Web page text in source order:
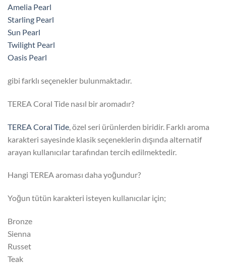
Amelia Pearl
Starling Pearl
Sun Pearl
Twilight Pearl
Oasis Pearl
gibi farklı seçenekler bulunmaktadır.
TEREA Coral Tide nasıl bir aromadır?
TEREA Coral Tide , özel seri ürünlerden biridir. Farklı aroma
karakteri sayesinde klasik seçeneklerin dışında alternatif
arayan kullanıcılar tarafından tercih edilmektedir.
Hangi TEREA aroması daha yoğundur?
Yoğun tütün karakteri isteyen kullanıcılar için;
Bronze
Sienna
Russet
Teak